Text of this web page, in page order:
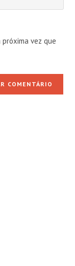
vez que